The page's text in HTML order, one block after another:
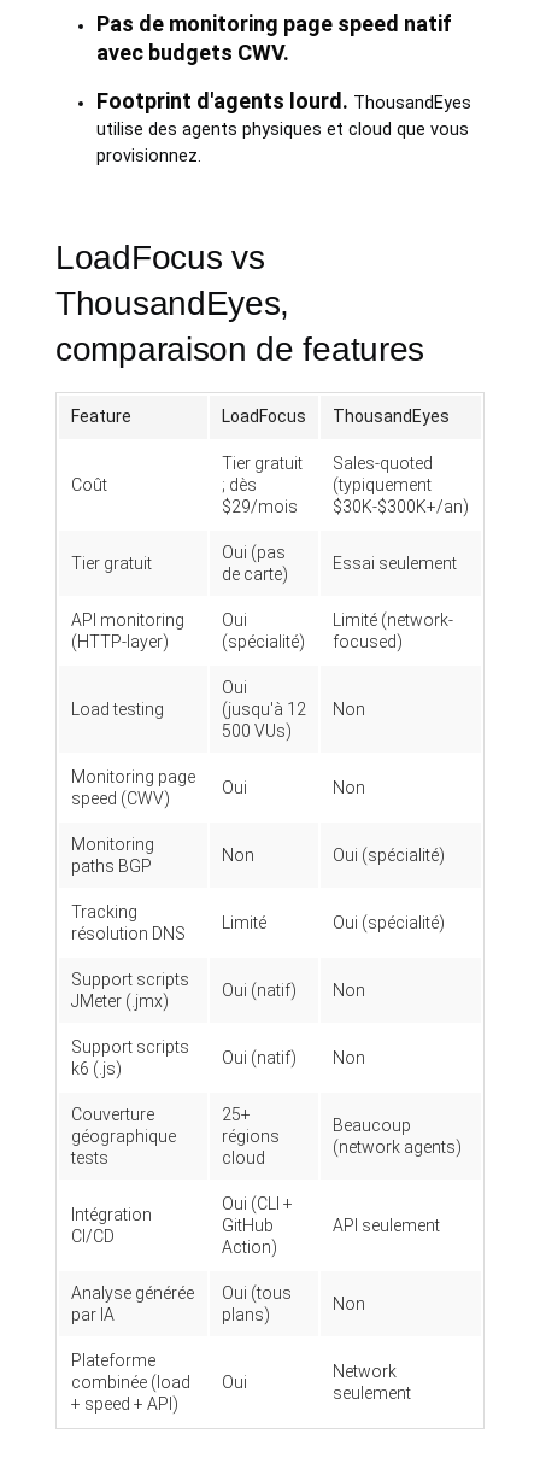
Pas de monitoring page speed natif
avec budgets CWV.
Footprint d'agents lourd. ThousandEyes
utilise des agents physiques et cloud que vous
provisionnez.
LoadFocus vs
ThousandEyes,
comparaison de features
Feature LoadFocus ThousandEyes
Coût
Tier gratuit
; dès
$29/mois
Sales-quoted
(typiquement
$30K-$300K+/an)
Tier gratuit
Oui (pas
de carte)
Essai seulement
API monitoring
(HTTP-layer)
Oui
(spécialité)
Limité (network-
focused)
Load testing
Oui
(jusqu'à 12
500 VUs)
Non
Monitoring page
speed (CWV)
Oui Non
Monitoring
paths BGP
Non Oui (spécialité)
Tracking
résolution DNS
Limité Oui (spécialité)
Support scripts
JMeter (.jmx)
Oui (natif) Non
Support scripts
k6 (.js)
Oui (natif) Non
Couverture
géographique
tests
25+
régions
cloud
Beaucoup
(network agents)
Intégration
CI/CD
Oui (CLI +
GitHub
Action)
API seulement
Analyse générée
par IA
Oui (tous
plans)
Non
Plateforme
combinée (load
+ speed + API)
Oui
Network
seulement